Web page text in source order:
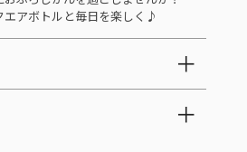
エアボトルと毎日を楽しく♪